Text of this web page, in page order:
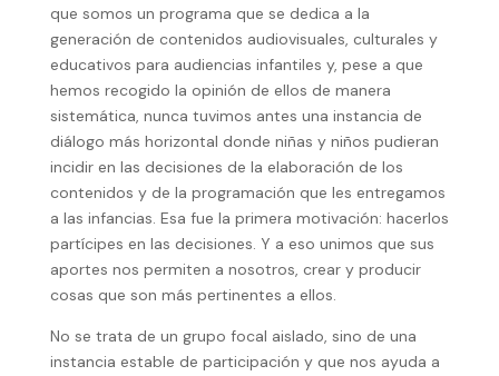
que somos un programa que se dedica a la
generación de contenidos audiovisuales, culturales y
educativos para audiencias infantiles y, pese a que
hemos recogido la opinión de ellos de manera
sistemática, nunca tuvimos antes una instancia de
diálogo más horizontal donde niñas y niños pudieran
incidir en las decisiones de la elaboración de los
contenidos y de la programación que les entregamos
a las infancias. Esa fue la primera motivación: hacerlos
partícipes en las decisiones. Y a eso unimos que sus
aportes nos permiten a nosotros, crear y producir
cosas que son más pertinentes a ellos.
No se trata de un grupo focal aislado, sino de una
instancia estable de participación y que nos ayuda a